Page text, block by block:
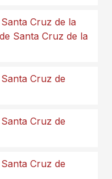
Cruz de la
Santa Cruz de la
Cruz de
Cruz de
Cruz de